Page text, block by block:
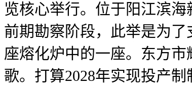
览核心举行。位于阳江滨
前期勘察阶段，此举是为
座熔化炉中的一座。东方
歌。打算2028年实现投产